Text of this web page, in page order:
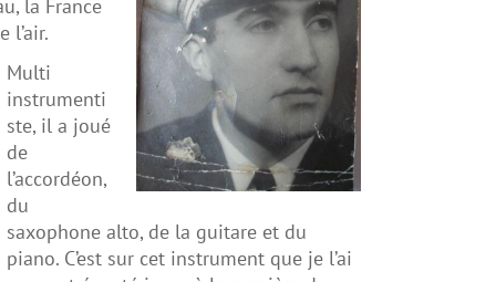
la France
l’air.
Multi
instrumenti
ste, il a joué
de
l’accordéon,
du
saxophone alto, de la guitare et du
piano. C’est sur cet instrument que je l’ai